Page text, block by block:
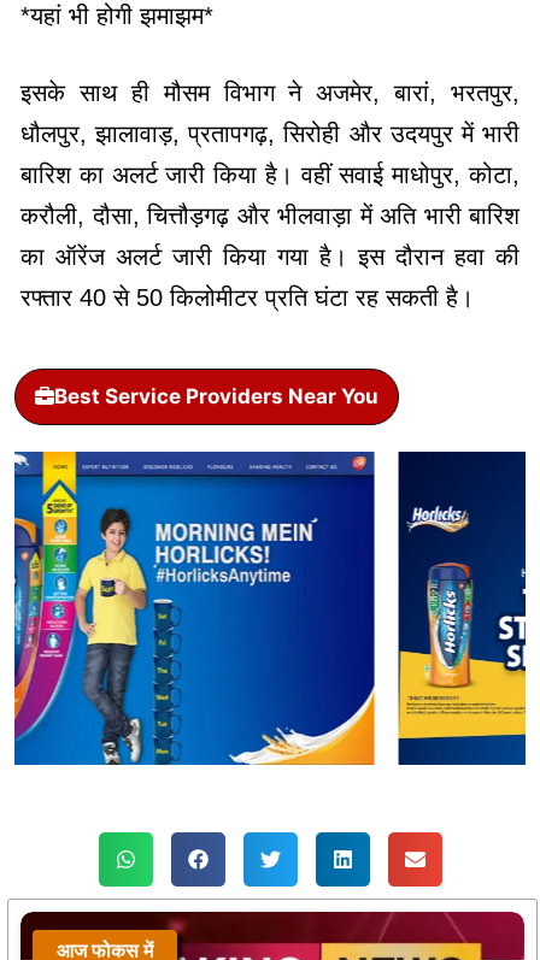
*यहां भी होगी झमाझम*
इसके साथ ही मौसम विभाग ने अजमेर, बारां, भरतपुर,
धौलपुर, झालावाड़, प्रतापगढ़, सिरोही और उदयपुर में भारी
बारिश का अलर्ट जारी किया है। वहीं सवाई माधोपुर, कोटा,
करौली, दौसा, चित्तौड़गढ़ और भीलवाड़ा में अति भारी बारिश
का ऑरेंज अलर्ट जारी किया गया है। इस दौरान हवा की
रफ्तार 40 से 50 किलोमीटर प्रति घंटा रह सकती है।
Best Service Providers Near You
आज फोकस में